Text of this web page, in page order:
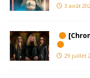
3 août
29 juillet